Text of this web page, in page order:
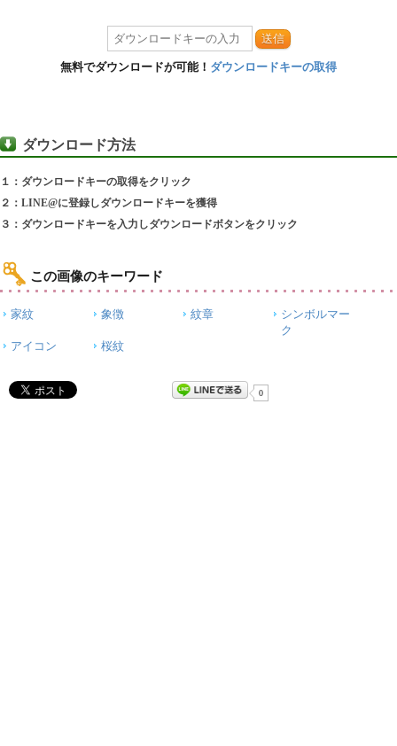
送信
無料でダウンロードが可能！ ダウンロードキーの取得
ダウンロード方法
１：ダウンロードキーの取得をクリック
２：LINE@に登録しダウンロードキーを獲得
３：ダウンロードキーを入力しダウンロードボタンをクリック
この画像のキーワード
家紋 象徴 紋章
シンボルマー
ク
アイコン
桜紋
0